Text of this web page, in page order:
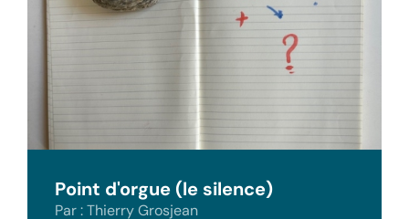
Point d'orgue (le silence)
Par : Thierry Grosjean